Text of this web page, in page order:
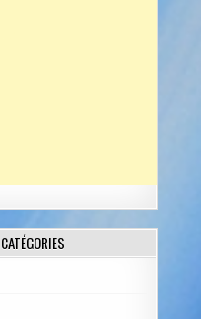
CATÉGORIES